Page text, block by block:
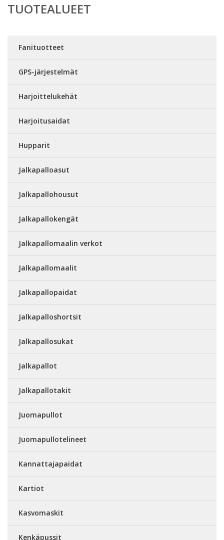
TUOTEALUEET
Fanituotteet
GPS-järjestelmät
Harjoittelukehät
Harjoitusaidat
Hupparit
Jalkapalloasut
Jalkapallohousut
Jalkapallokengät
Jalkapallomaalin verkot
Jalkapallomaalit
Jalkapallopaidat
Jalkapalloshortsit
Jalkapallosukat
Jalkapallot
Jalkapallotakit
Juomapullot
Juomapullotelineet
Kannattajapaidat
Kartiot
Kasvomaskit
Kenkäpussit